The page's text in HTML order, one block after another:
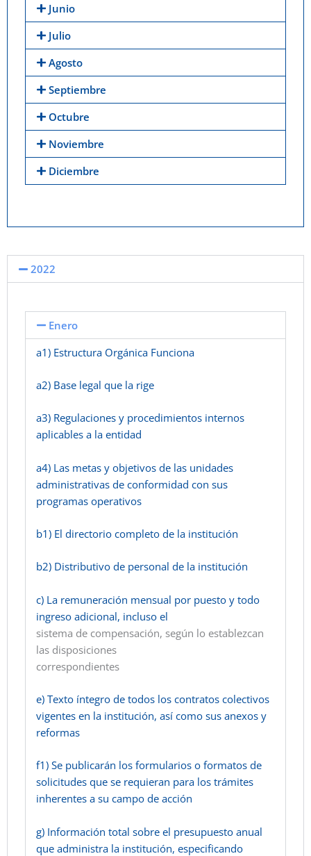
Junio
Julio
Agosto
Septiembre
Octubre
Noviembre
Diciembre
2022
Enero
a1) Estructura Orgánica Funciona
a2) Base legal que la rige
a3) Regulaciones y procedimientos internos
aplicables a la entidad
a4) Las metas y objetivos de las unidades
administrativas de conformidad con sus
programas operativos
b1) El directorio completo de la institución
b2) Distributivo de personal de la institución
c) La remuneración mensual por puesto y todo
ingreso adicional, incluso el
sistema de compensación, según lo establezcan
las disposiciones
correspondientes
e) Texto íntegro de todos los contratos colectivos
vigentes en la institución, así como sus anexos y
reformas
f1) Se publicarán los formularios o formatos de
solicitudes que se requieran para los trámites
inherentes a su campo de acción
g) Información total sobre el presupuesto anual
que administra la institución, especificando